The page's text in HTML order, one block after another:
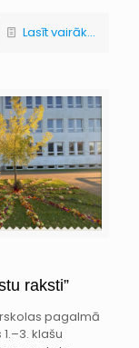
Lasīt vairāk...
raksti”
pagalmā
klašu